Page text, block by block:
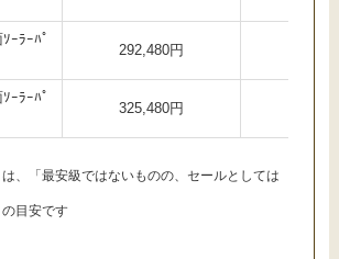
ｰﾗｰﾊﾟ
292,480円
ｰﾗｰﾊﾟ
325,480円
、「最安級ではないものの、セールとしては
目安です